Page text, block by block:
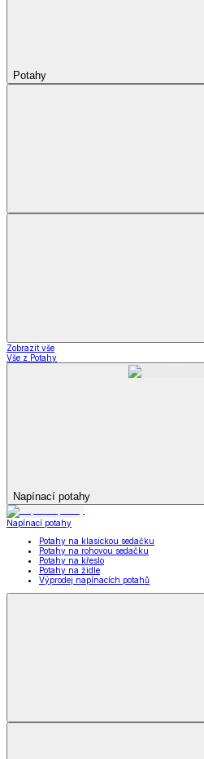
Potahy
Zobrazit vše
Vše z Potahy
Napínací potahy
Napínací potahy
Potahy na klasickou sedačku
Potahy na rohovou sedačku
Potahy na křeslo
Potahy na židle
Výprodej napínacích potahů